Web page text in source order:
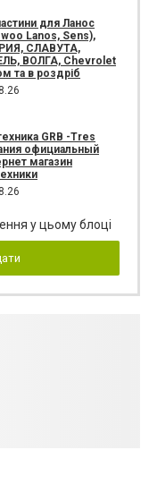
для Ланос
Lanos, Sens),
СЛАВУТА,
ВОЛГА, Chevrolet
та в роздріб
GRB -Tres
официальный
магазин
у цьому блоці